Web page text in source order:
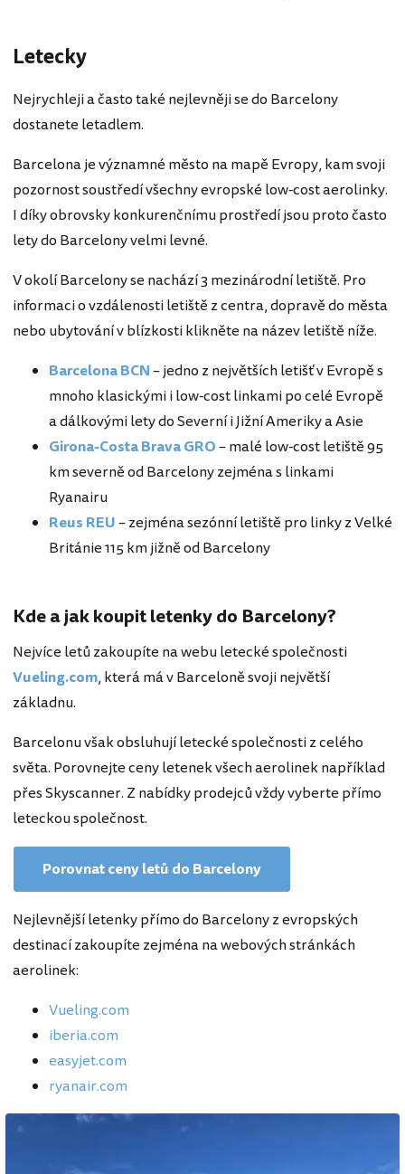
Letecky
Nejrychleji a často také nejlevněji se do Barcelony
dostanete letadlem.
Barcelona je významné město na mapě Evropy, kam svoji
pozornost soustředí všechny evropské low-cost aerolinky.
I díky obrovsky konkurenčnímu prostředí jsou proto často
lety do Barcelony velmi levné.
V okolí Barcelony se nachází 3 mezinárodní letiště. Pro
informaci o vzdálenosti letiště z centra, dopravě do města
nebo ubytování v blízkosti klikněte na název letiště níže.
Barcelona BCN– jedno z největších letišť v Evropě s
mnoho klasickými i low-cost linkami po celé Evropě
a dálkovými lety do Severní i Jižní Ameriky a Asie
Girona-Costa Brava GRO– malé low-cost letiště 95
km severně od Barcelony zejména s linkami
Ryanairu
Reus REU– zejména sezónní letiště pro linky z Velké
Británie 115 km jižně od Barcelony
Kde a jak koupit letenky do Barcelony?
Nejvíce letů zakoupíte na webu letecké společnosti
Vueling.com, která má v Barceloně svoji největší
základnu.
Barcelonu však obsluhují letecké společnosti z celého
světa. Porovnejte ceny letenek všech aerolinek například
přes Skyscanner. Z nabídky prodejců vždy vyberte přímo
leteckou společnost.
Porovnat ceny letů do Barcelony
Nejlevnější letenky přímo do Barcelony z evropských
destinací zakoupíte zejména na webových stránkách
aerolinek:
Vueling.com
iberia.com
easyjet.com
ryanair.com